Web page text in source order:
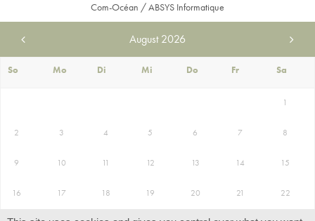
Com-Océan /ABSYS Informatique
August 2026
So Mo Di Mi Do Fr Sa
1
2 3 4 5 6 7 8
9 10 11 12 13 14 15
16 17 18 19 20 21 22